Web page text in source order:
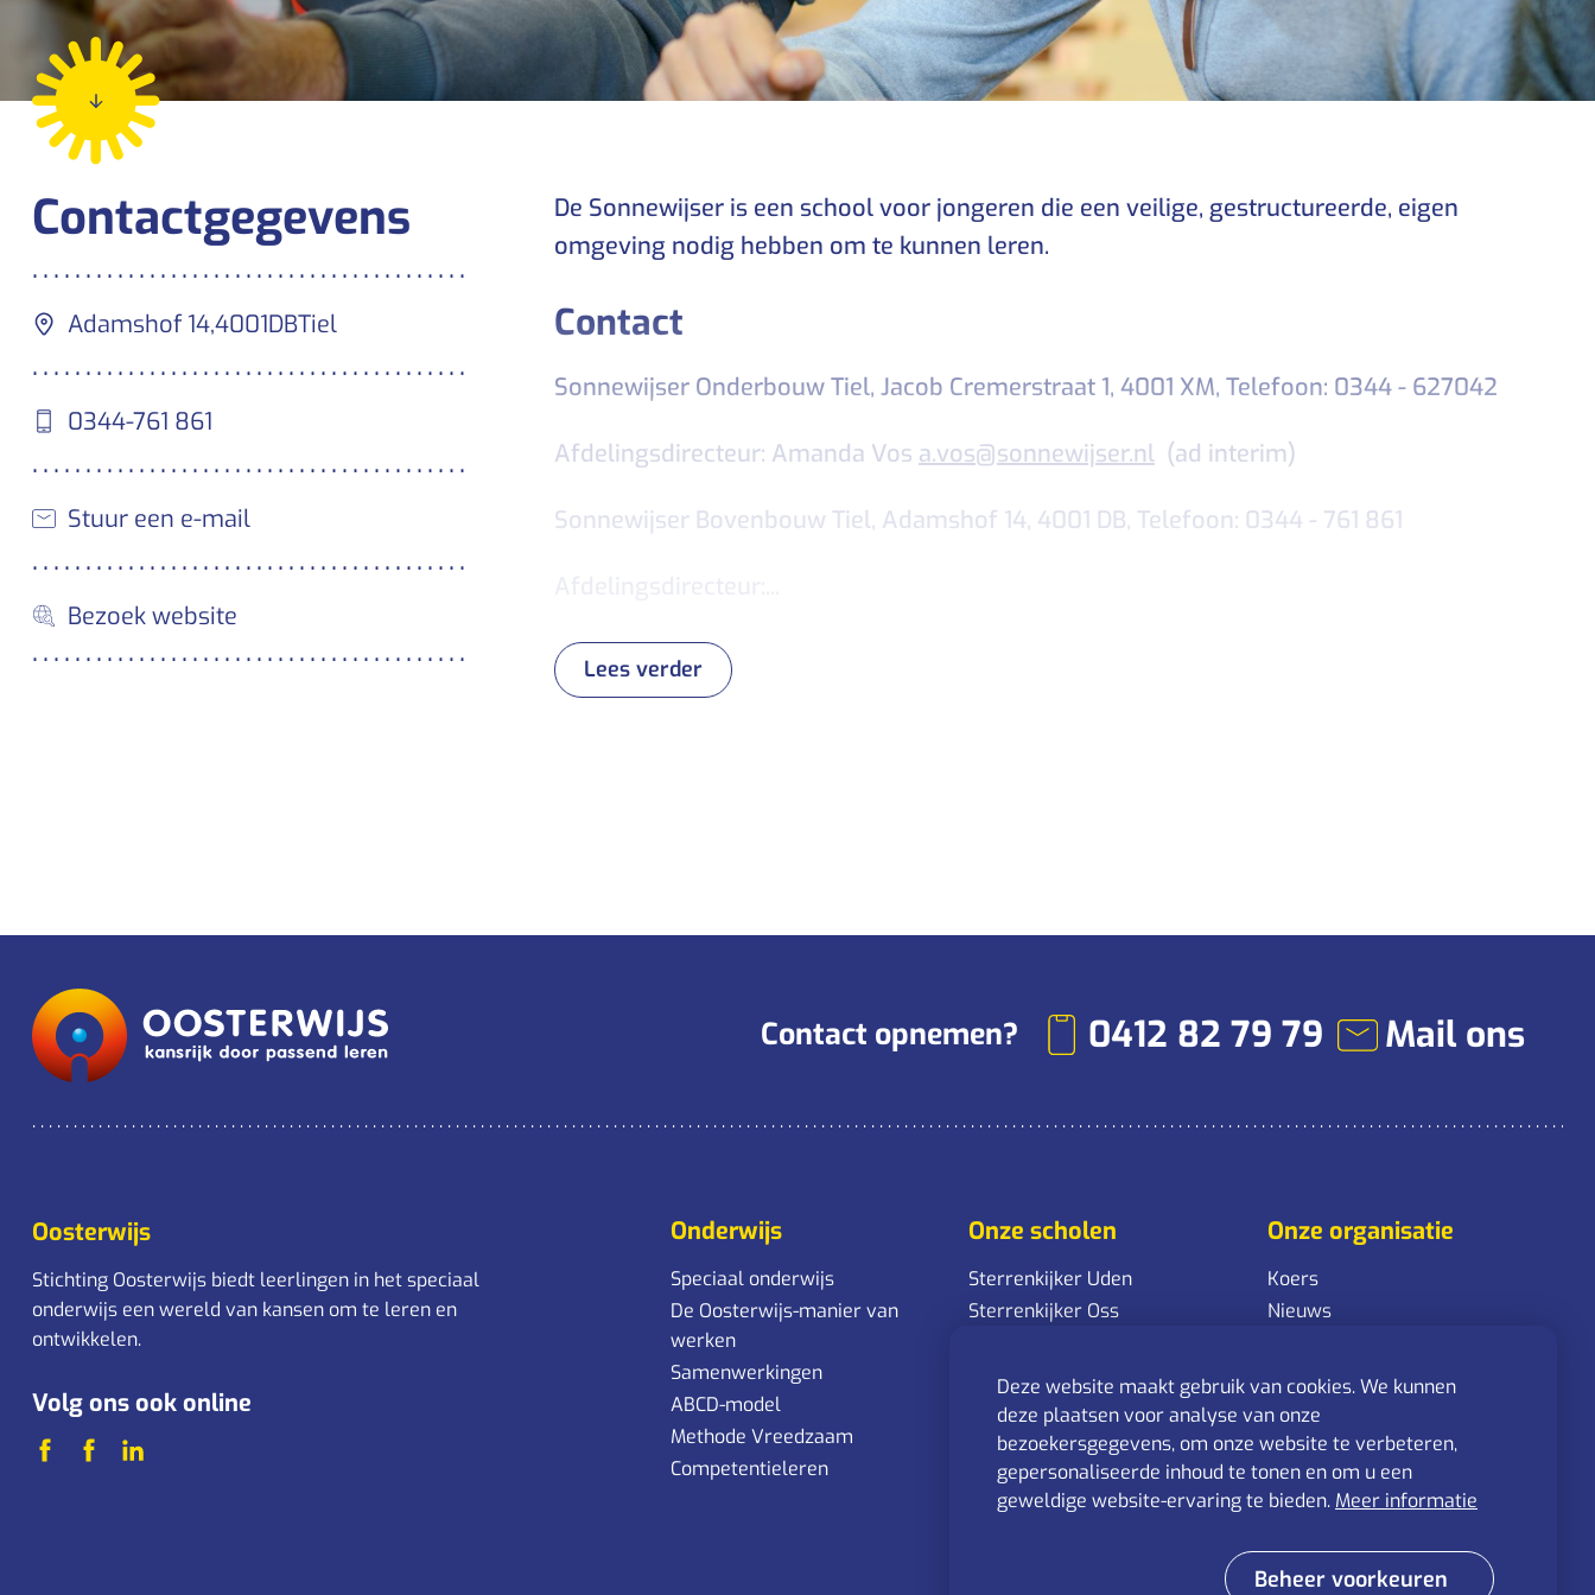
Deze website maakt gebruik van cookies. We kunnen
deze plaatsen voor analyse van onze
bezoekersgegevens, om onze website te verbeteren,
gepersonaliseerde inhoud te tonen en om u een
geweldige website-ervaring te bieden. Meer informatie
Beheer voorkeuren
arbeid/vervolgonderwijs
Contactgegevens
Adamshof 14,4001DBTiel
0344-761 861
Stuur een e-mail
Bezoek website
De Sonnewijser is een school voor jongeren die een veilige, gestructureerde, eigen
omgeving nodig hebben om te kunnen leren.
Contact
Sonnewijser Onderbouw Tiel, Jacob Cremerstraat 1, 4001 XM, Telefoon: 0344 - 627042
Afdelingsdirecteur: Amanda Vos a.vos@sonnewijser.nl (ad interim)
Sonnewijser Bovenbouw Tiel, Adamshof 14, 4001 DB, Telefoon: 0344 - 761 861
Lees verder
Contact opnemen? 0412 82 79 79 Mail ons
Oosterwijs
Stichting Oosterwijs biedt leerlingen in het speciaal
onderwijs een wereld van kansen om te leren en
ontwikkelen.
Volg ons ook online
Onderwijs
Speciaal onderwijs
De Oosterwijs-manier van
werken
Samenwerkingen
ABCD-model
Methode Vreedzaam
Competentieleren
Onze scholen
Sterrenkijker Uden
Sterrenkijker Oss
Vervolgonderwijs Oss
Sonnewijser route Arbeid Oss
Sonnewijser Tiel Onderbouw
arbeid/vervolgonderwijs
Sonnewijser Tiel Bovenbouw
Onze organisatie
Koers
Nieuws